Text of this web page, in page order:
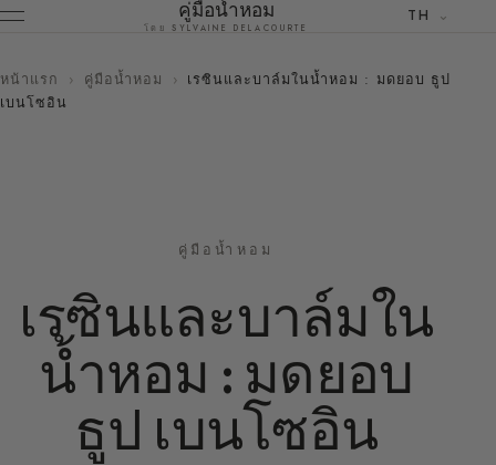
คู่มือน้ำหอม
โดย SYLVAINE DELACOURTE
TH
หน้าแรก › คู่มือน้ำหอม › เรซินและบาล์มในน้ำหอม : มดยอบ ธูป
เบนโซอิน
คู่มือน้ำหอม
เรซินและบาล์มใน
น้ำหอม : มดยอบ
ธูป เบนโซอิน